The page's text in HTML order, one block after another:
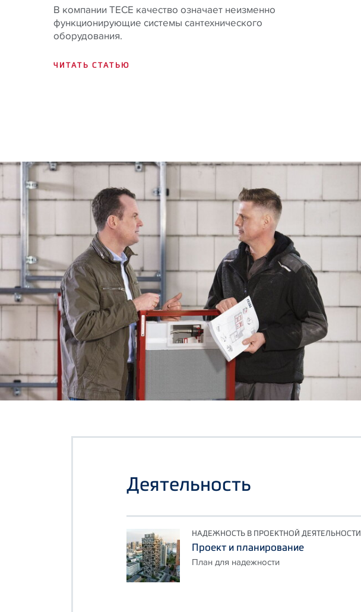
В компании TECE качество означает неизменно
функционирующие системы сантехнического
оборудования.
ЧИТАТЬ СТАТЬЮ
Деятельность
НАДЕЖНОСТЬ В ПРОЕКТНОЙ ДЕЯТЕЛЬНОСТИ
Проект и планирование
План для надежности